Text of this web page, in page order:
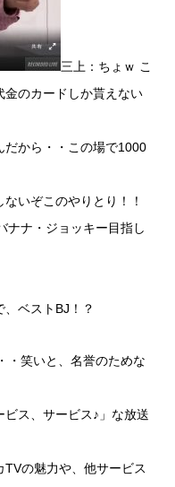
三上：ちょｗ こ
のカードしか貰えない
だから・・この場で1000
いぞこのやりとり！！
ナナ・ジョッキー目指し
ベストBJ！？
・笑いと、名誉のためな
ス、サービス♪」な放送
の魅力や、他サービス